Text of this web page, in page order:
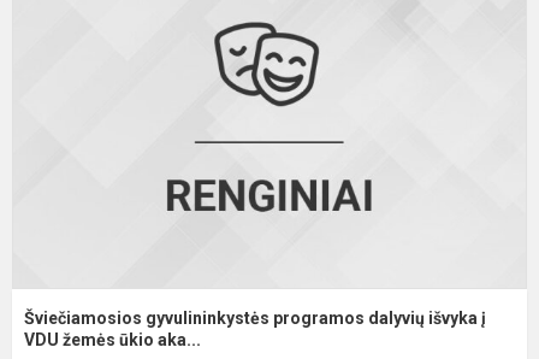
Šviečiamosios gyvulininkystės programos dalyvių išvyka į
VDU žemės ūkio aka...